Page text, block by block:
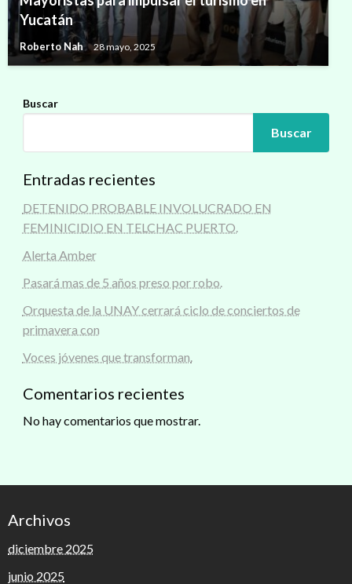
Yucatán
Roberto Nah 28 mayo, 2025
Buscar
Buscar
Entradas recientes
DETENIDO PROBABLE INVOLUCRADO EN
FEMINICIDIO EN TELCHAC PUERTO.
Alerta Amber
Pasará mas de 5 años preso por robo.
Orquesta de la UNAY cerrará ciclo de conciertos de
primavera con
Voces jóvenes que transforman.
Comentarios recientes
No hay comentarios que mostrar.
Archivos
diciembre 2025
junio 2025